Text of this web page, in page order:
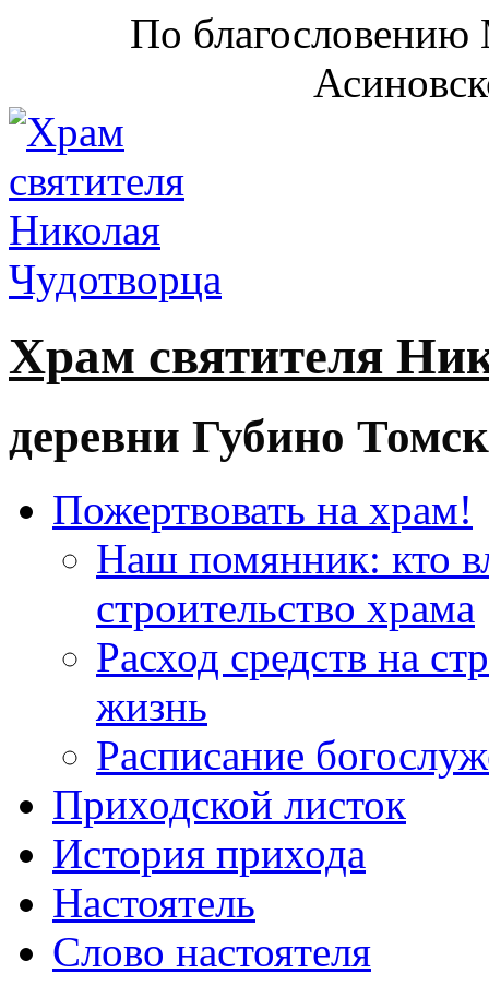
По благословению
Храм святителя
деревни Губино
Пожертвовать на храм!
Наш помянник: кто
строительство храма
Расход средств на
жизнь
Расписание
Приходской листок
История прихода
Настоятель
Слово настоятеля